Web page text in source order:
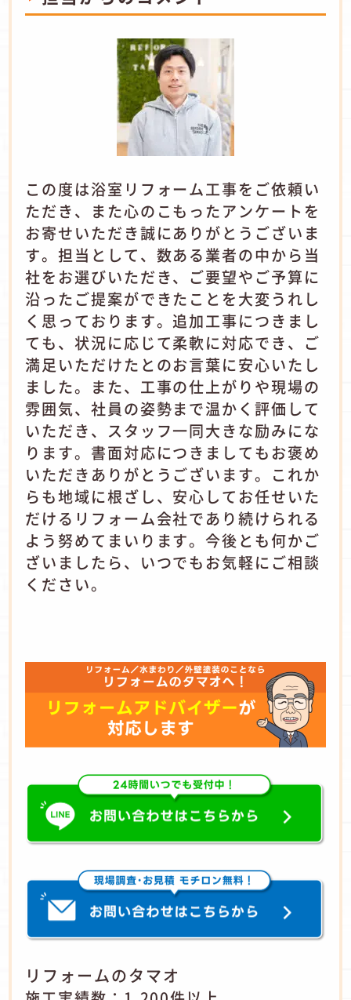
この度は浴室リフォーム工事をご依頼い
ただき、また心のこもったアンケートを
お寄せいただき誠にありがとうございま
す。担当として、数ある業者の中から当
社をお選びいただき、ご要望やご予算に
沿ったご提案ができたことを大変うれし
く思っております。追加工事につきまし
ても、状況に応じて柔軟に対応でき、ご
満足いただけたとのお言葉に安心いたし
ました。また、工事の仕上がりや現場の
雰囲気、社員の姿勢まで温かく評価して
いただき、スタッフ一同大きな励みにな
ります。書面対応につきましてもお褒め
いただきありがとうございます。これか
らも地域に根ざし、安心してお任せいた
だけるリフォーム会社であり続けられる
よう努めてまいります。今後とも何かご
ざいましたら、いつでもお気軽にご相談
ください。
リフォームのタマオ